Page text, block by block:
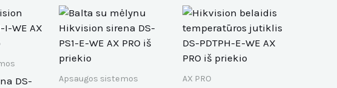
DS-
This
product
has
multiple
Apsaugos sistemos
This
product
has
multiple
AX PRO